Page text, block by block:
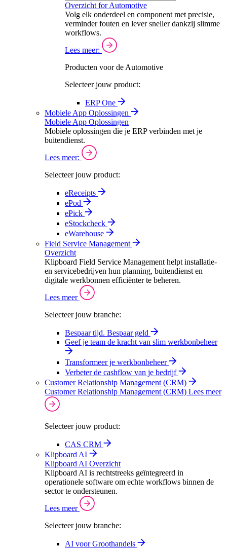
Overzicht for Automotive
Volg elk onderdeel en component met precisie,
verminder fouten en lever sneller dankzij slimme
workflows.
Lees meer:
Producten voor de Automotive
Selecteer jouw product:
ERP One
Mobiele App Oplossingen
Mobiele App Oplossingen
Mobiele oplossingen die je ERP verbinden met je
buitendienst.
Lees meer:
Selecteer jouw product:
eReceipts
ePod
ePick
eStockcheck
eWarehouse
Field Service Management
Overzicht
Klipboard Field Service Management helpt installatie-
en servicebedrijven hun planning, buitendienst en
digitale werkbonnen efficiënter te beheren.
Lees meer
Selecteer jouw branche:
Bespaar tijd. Bespaar geld
Geef je team de kracht van slim werkbonbeheer
Transformeer je werkbonbeheer
Verbeter de cashflow van je bedrijf
Customer Relationship Management (CRM)
Customer Relationship Management (CRM) Lees meer
Selecteer jouw product:
CAS CRM
Klipboard AI
Klipboard AI Overzicht
Klipboard AI is rechtstreeks geïntegreerd in
operationele software om echte workflows binnen de
sector te ondersteunen.
Lees meer
Selecteer jouw branche:
AI voor Groothandels